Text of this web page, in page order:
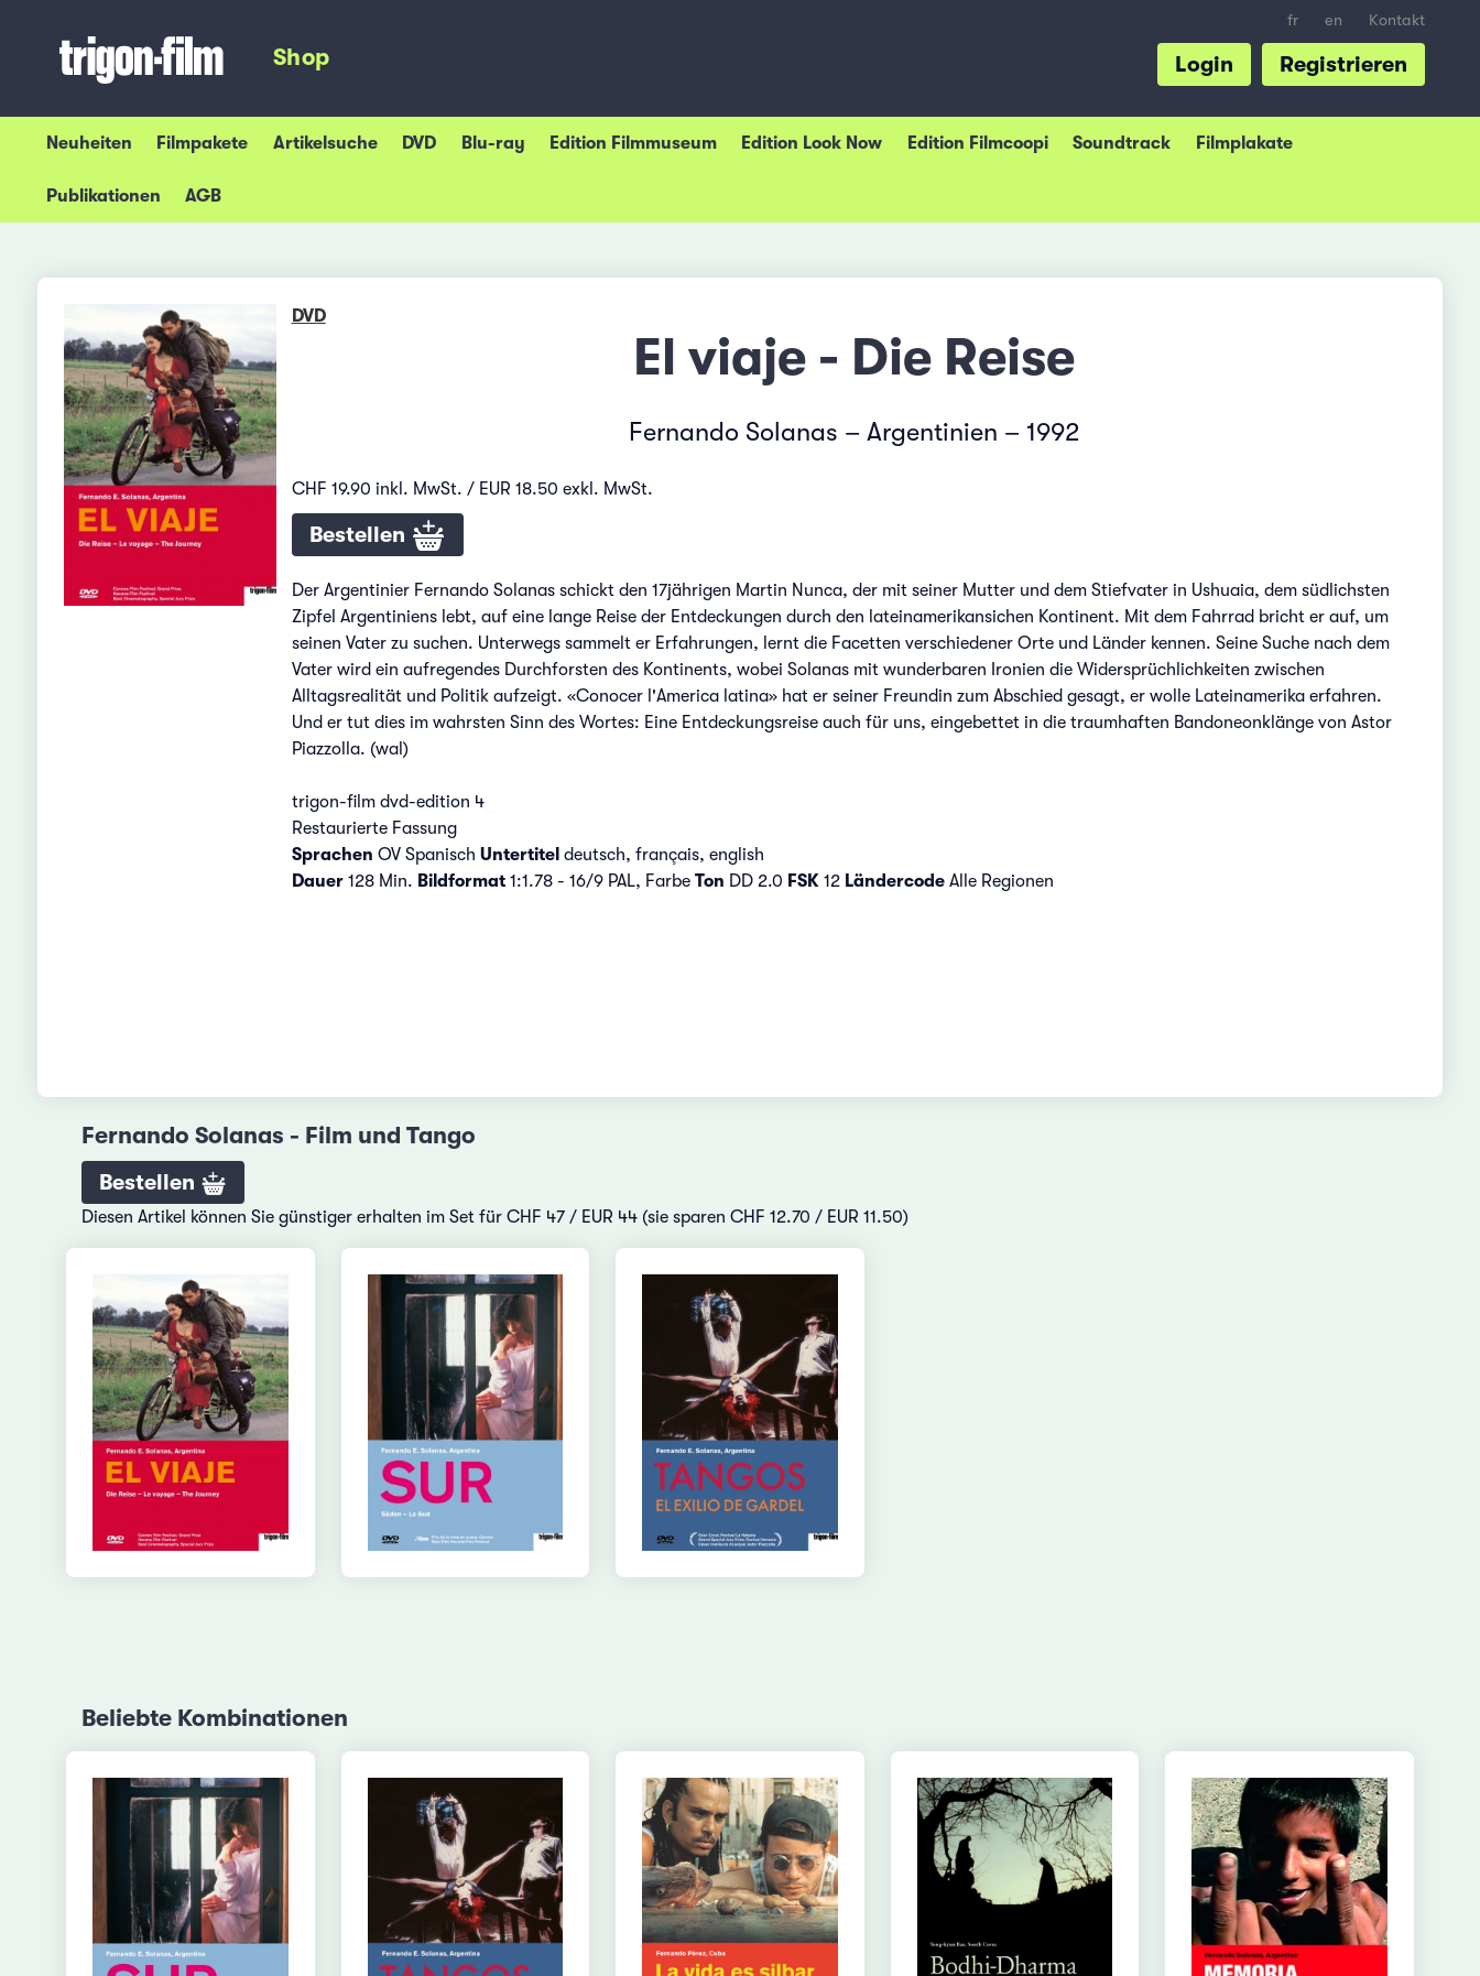
fr en Kontakt
Shop Registrieren
Login
Neuheiten Filmpakete Artikelsuche DVD Blu-ray Edition Filmmuseum Edition Look Now Edition Filmcoopi Soundtrack Filmplakate
Publikationen AGB
DVD
El viaje - Die Reise
Fernando Solanas – Argentinien – 1992
CHF 19.90 inkl. MwSt. / EUR 18.50 exkl. MwSt.
Bestellen
Der Argentinier Fernando Solanas schickt den 17jährigen Martin Nunca, der mit seiner Mutter und dem Stiefvater in Ushuaia, dem südlichsten
Zipfel Argentiniens lebt, auf eine lange Reise der Entdeckungen durch den lateinamerikansichen Kontinent. Mit dem Fahrrad bricht er auf, um
seinen Vater zu suchen. Unterwegs sammelt er Erfahrungen, lernt die Facetten verschiedener Orte und Länder kennen. Seine Suche nach dem
Vater wird ein aufregendes Durchforsten des Kontinents, wobei Solanas mit wunderbaren Ironien die Widersprüchlichkeiten zwischen
Alltagsrealität und Politik aufzeigt. «Conocer l'America latina» hat er seiner Freundin zum Abschied gesagt, er wolle Lateinamerika erfahren.
Und er tut dies im wahrsten Sinn des Wortes: Eine Entdeckungsreise auch für uns, eingebettet in die traumhaften Bandoneonklänge von Astor
Piazzolla. (wal)
trigon-film dvd-edition 4
Restaurierte Fassung
Sprachen OV Spanisch Untertitel deutsch, français, english
Dauer128 Min. Bildformat1:1.78 - 16/9 PAL, FarbeTon DD 2.0 FSK12 LändercodeAlle Regionen
Fernando Solanas - Film und Tango
Bestellen
Diesen Artikel können Sie günstiger erhalten im Set für CHF 47 / EUR 44 (sie sparen CHF 12.70 / EUR 11.50)
Beliebte Kombinationen